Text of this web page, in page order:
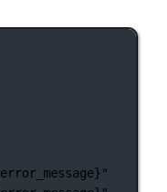
error_message}"